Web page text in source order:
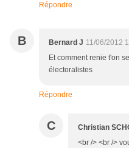
Répondre
B Bernard J 11/06/2012
Et comment renie t'on
électoralistes
Répondre
C Christian
<br /> <br />